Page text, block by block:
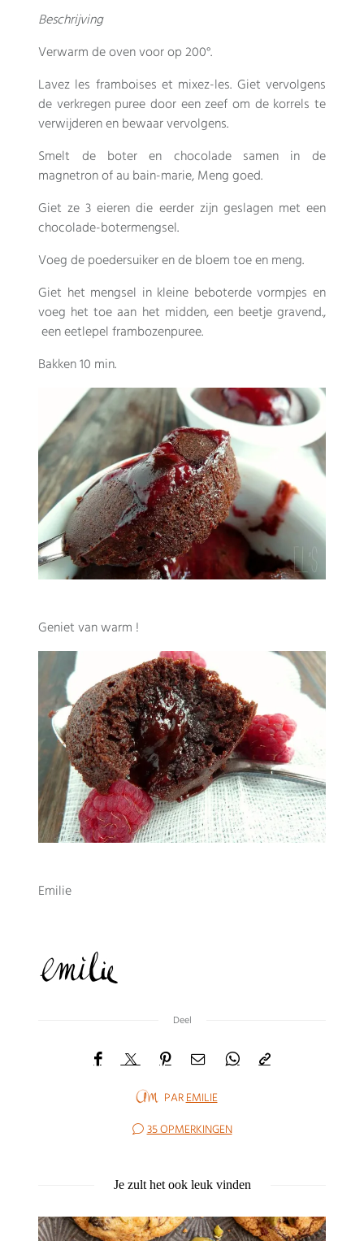
Beschrijving
Verwarm de oven voor op 200°.
Lavez les framboises et mixez-les. Giet vervolgens
de verkregen puree door een zeef om de korrels te
verwijderen en bewaar vervolgens.
Smelt de boter en chocolade samen in de
magnetron of au bain-marie, Meng goed.
Giet ze 3 eieren die eerder zijn geslagen met een
chocolade-botermengsel.
Voeg de poedersuiker en de bloem toe en meng.
Giet het mengsel in kleine beboterde vormpjes en
voeg het toe aan het midden, een beetje gravend.,
een eetlepel frambozenpuree.
Bakken 10 min.
Geniet van warm !
Emilie
Deel
PAREMILIE
35 OPMERKINGEN
Je zult het ook leuk vinden